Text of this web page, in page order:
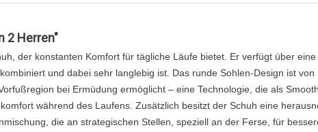
2 Herren"
der konstanten Komfort für tägliche Läufe bietet. Er verfügt über
und dabei sehr langlebig ist. Das runde Sohlen-Design ist
bei Ermüdung ermöglicht – eine Technologie, die als
während des Laufens. Zusätzlich besitzt der Schuh eine
die an strategischen Stellen, speziell an der Ferse, für